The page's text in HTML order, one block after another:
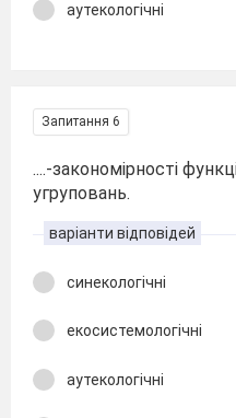
аутекологічні
Запитання 6
....-закономірності
угруповань.
варіанти відповідей
синекологічні
екосистемологічні
аутекологічні